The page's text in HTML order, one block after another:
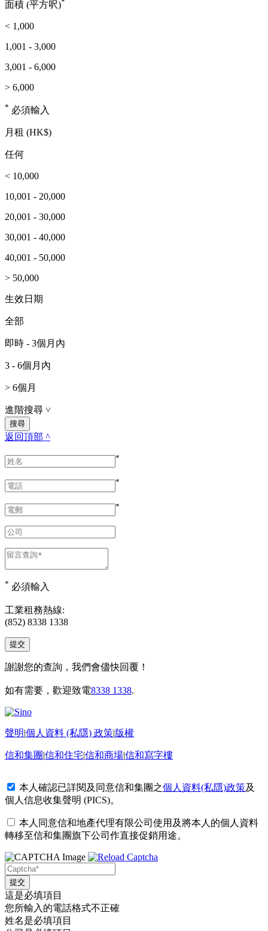
面積 (平方呎)
< 1,000
1,001 - 3,000
3,001 - 6,000
> 6,000
* 必須輸入
月租 (HK$)
任何
< 10,000
10,001 - 20,000
20,001 - 30,000
30,001 - 40,000
40,001 - 50,000
> 50,000
生效日期
全部
即時 - 3個月內
3 - 6個月內
> 6個月
進階搜尋 ˅
返回頂部 ^
*
*
*
* 必須輸入
工業租務熱線:
(852) 8338 1338
謝謝您的查詢，我們會儘快回覆！
如有需要，歡迎致電8338 1338.
聲明|個人資料 (私隱) 政策|版權
信和集團|信和住宅|信和商場|信和寫字樓
本人確認已詳閱及同意信和集團之個人資料(私隱)政策及
個人信息收集聲明 (PICS)。
本人同意信和地產代理有限公司使用及將本人的個人資料
轉移至信和集團旗下公司作直接促銷用途。
這是必填項目
您所輸入的電話格式不正確
姓名是必填項目